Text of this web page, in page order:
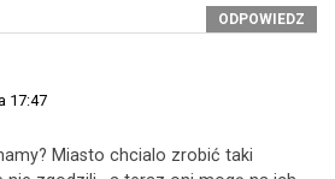
ODPOWIEDZ
17:47
Miasto chcialo zrobić taki